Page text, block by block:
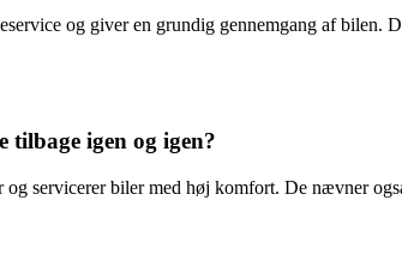
og giver en grundig gennemgang af
tilbage igen og igen?
servicerer biler med høj komfort. De nævner